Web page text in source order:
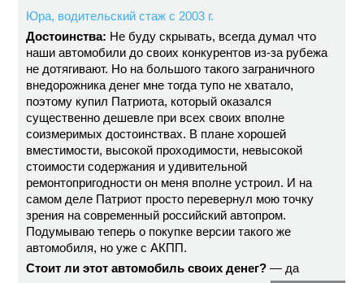
Юра, водительский стаж с 2003 г.
Достоинства: Не буду скрывать, всегда думал что
наши автомобили до своих конкурентов из-за рубежа
не дотягивают. Но на большого такого заграничного
внедорожника денег мне тогда тупо не хватало,
поэтому купил Патриота, который оказался
существенно дешевле при всех своих вполне
соизмеримых достоинствах. В плане хорошей
вместимости, высокой проходимости, невысокой
стоимости содержания и удивительной
ремонтопригодности он меня вполне устроил. И на
самом деле Патриот просто перевернул мою точку
зрения на современный российский автопром.
Подумываю теперь о покупке версии такого же
автомобиля, но уже с АКПП.
Стоит ли этот автомобиль своих денег? — да